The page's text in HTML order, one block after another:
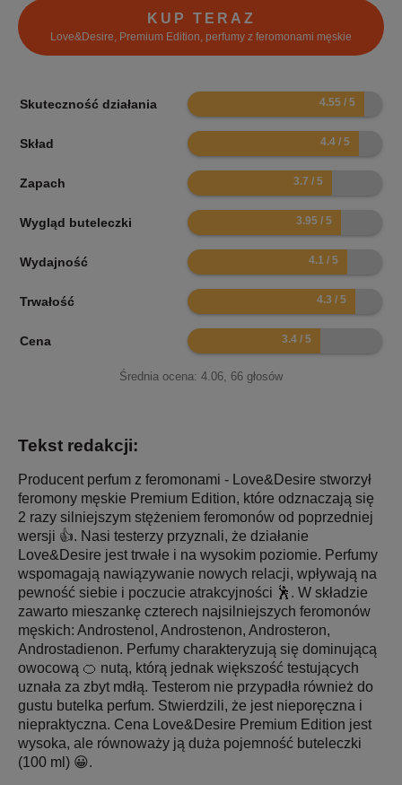
KUP TERAZ
Love&Desire, Premium Edition, perfumy z feromonami męskie
Skuteczność działania 9.1
Skład 8.8
Zapach 7.4
Wygląd buteleczki 7.9
Wydajność 8.2
Trwałość 8.6
Cena 6.8
Średnia ocena: 4.06 66 głosów
Tekst redakcji:
Producent perfum z feromonami - Love&Desire stworzył
feromony męskie Premium Edition, które odznaczają się
2 razy silniejszym stężeniem feromonów od poprzedniej
wersji 👍. Nasi testerzy przyznali, że działanie
Love&Desire jest trwałe i na wysokim poziomie. Perfumy
wspomagają nawiązywanie nowych relacji, wpływają na
pewność siebie i poczucie atrakcyjności 🕺. W składzie
zawarto mieszankę czterech najsilniejszych feromonów
męskich: Androstenol, Androstenon, Androsteron,
Androstadienon. Perfumy charakteryzują się dominującą
owocową 🍊 nutą, którą jednak większość testujących
uznała za zbyt mdłą. Testerom nie przypadła również do
gustu butelka perfum. Stwierdzili, że jest nieporęczna i
niepraktyczna. Cena Love&Desire Premium Edition jest
wysoka, ale równoważy ją duża pojemność buteleczki
(100 ml) 😀.